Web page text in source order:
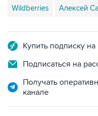
Wildberries Алексей
Купить подписку
Подписаться на
Получать
канале